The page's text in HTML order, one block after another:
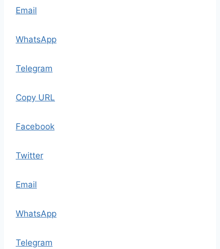
Email
WhatsApp
Telegram
Copy URL
Facebook
Twitter
Email
WhatsApp
Telegram